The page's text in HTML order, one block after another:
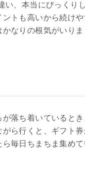
い、本当にびっくり
トも高いから続け
なりの根気がいり
落ち着いていると
ら行くと、ギフト
毎日ちまちま集め